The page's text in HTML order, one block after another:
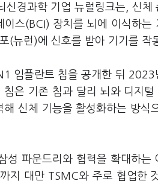
경과학 기업 뉴럴링크는, 신
이스(BCI) 장치를 뇌에 이식하
(뉴런)에 신호를 받아 기기를 작
임플란트 칩을 공개한 뒤
은 기존 칩과 달리 뇌와 디지
신체 기능을 활성화하는 방식
성 파운드리와 협력을 확대하
지 대만 TSMC와 주로 협업한